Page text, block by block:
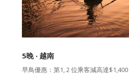
5晚 ‧ 越南
早鳥優惠：第1, 2 位乘客減高達$1,400